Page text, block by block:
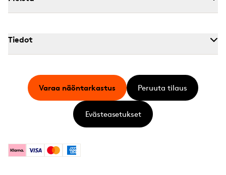
Tiedot
KlarnaVisa MastercardAmerican Express
Varaa näöntarkastus Peruuta tilaus
Evästeasetukset